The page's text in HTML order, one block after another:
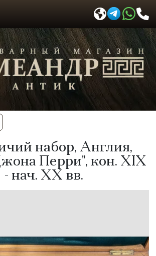
набор, Англия,
Перри", кон. XIX
- нач. XX вв.